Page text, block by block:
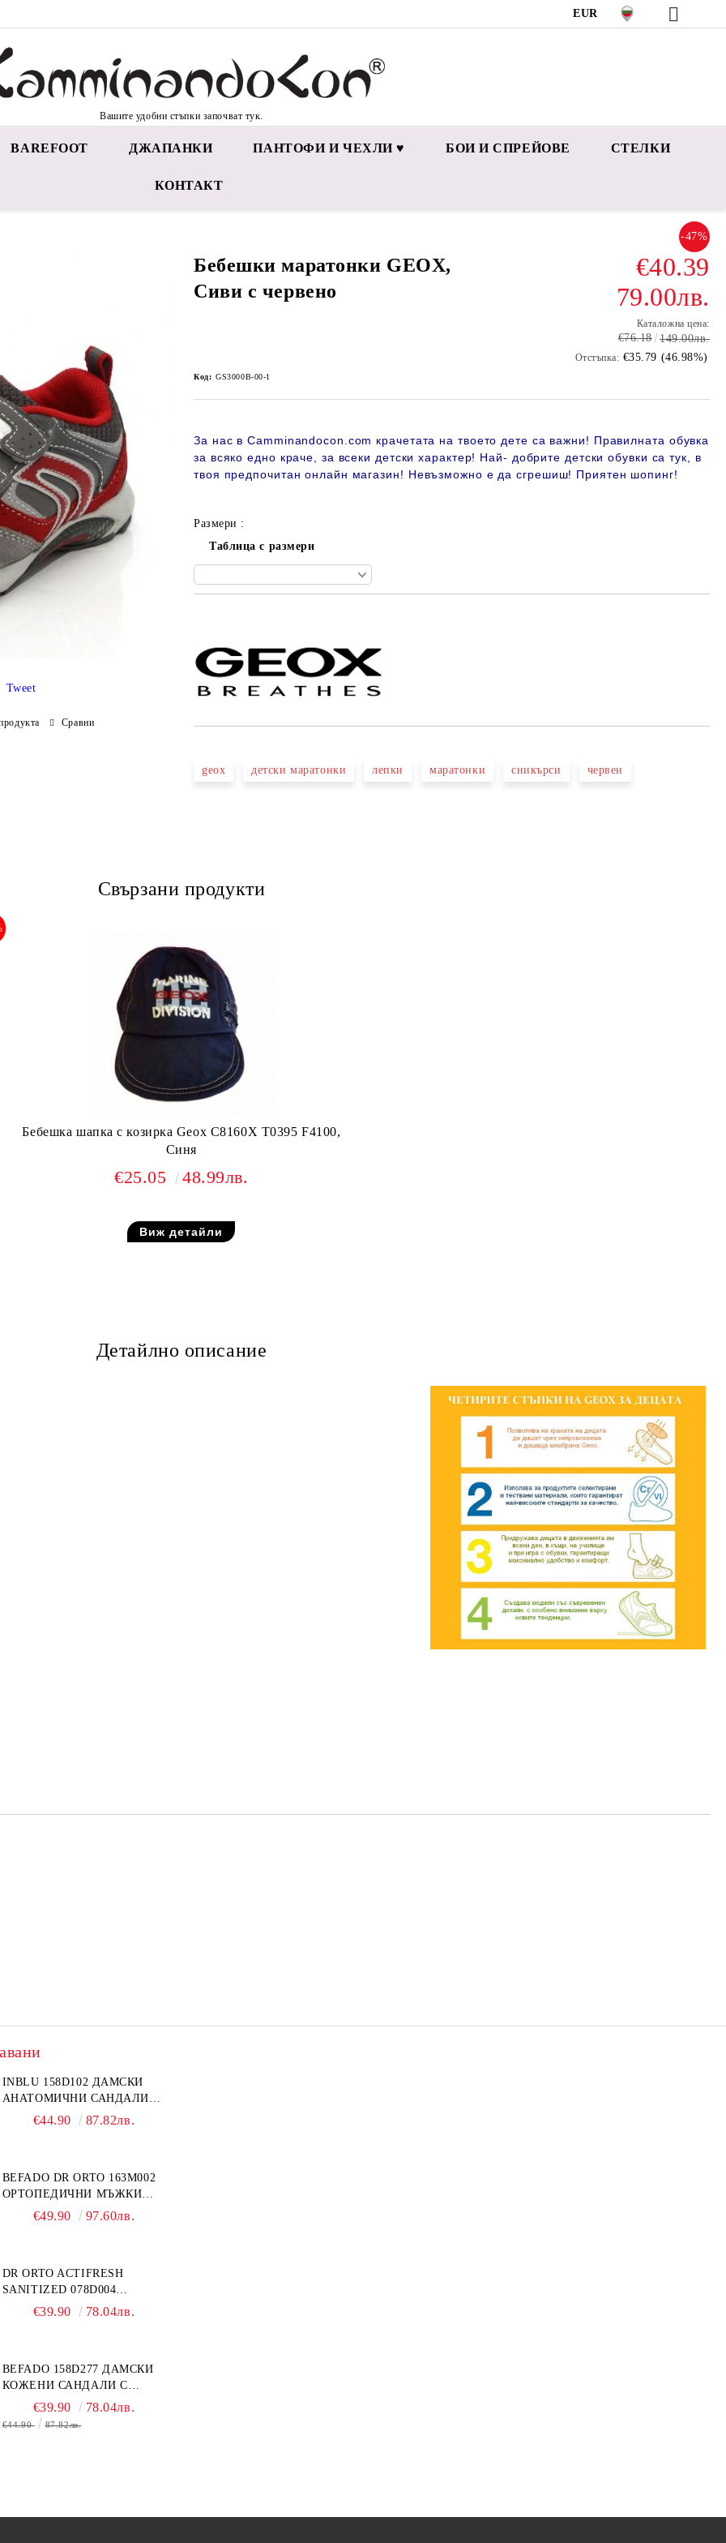
EUR
Вашите удобни стъпки започват тук.
BAREFOOT ДЖАПАНКИ ПАНТОФИ И ЧЕХЛИ ♥ БОИ И СПРЕЙОВЕ СТЕЛКИ
КОНТАКТ
Бебешки маратонки GEOX,
Сиви с червено
-47%
€40.39
79.00лв.
Каталожна цена:
€76.18 149.00лв.
Отстъпка: €35.79 (46.98%)
Код: GS3000B-00-1
За нас в Camminandocon.com крачетата на твоето дете са важни! Правилната обувка
за всяко едно краче, за всеки детски характер! Най- добрите детски обувки са тук, в
твоя предпочитан онлайн магазин! Невъзможно е да сгрешиш! Приятен шопинг!
Размери :
Таблица с размери
geox детски маратонки лепки маратонки сникърси червен
Tweet
Сравни
Свързани продукти
Бебешка шапка с козирка Geox C8160X T0395 F4100,
Синя
€25.05 48.99лв.
Виж детайли
Детайлно описание
INBLU 158D102 ДАМСКИ
АНАТОМИЧНИ САНДАЛИ
ОТ ЕСТЕСТВЕНА КОЖА,
€44.90 87.82лв.
BEFADO DR ORTO 163M002
ОРТОПЕДИЧНИ МЪЖКИ
ОБУВКИ ЗА ГИПСИРАН ИЛИ
€49.90 97.60лв.
DR ORTO ACTIFRESH
SANITIZED 078D004
ОРТОПЕДИЧНИ ДАМСКИ
€39.90 78.04лв.
BEFADO 158D277 ДАМСКИ
КОЖЕНИ САНДАЛИ С
ВЕЛКРО, БЕЛИ
€39.90 78.04лв.
€44.90 87.82лв.